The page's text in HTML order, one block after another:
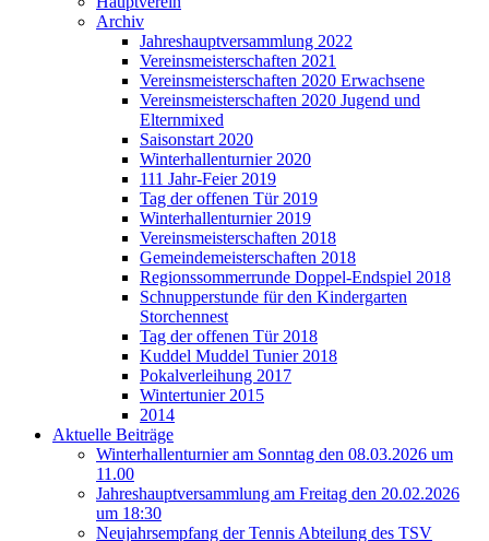
Archiv
Jahreshauptversammlung 2022
Vereinsmeisterschaften 2021
Vereinsmeisterschaften 2020 Erwachsene
Vereinsmeisterschaften 2020 Jugend und
Elternmixed
Saisonstart 2020
Winterhallenturnier 2020
111 Jahr-Feier 2019
Tag der offenen Tür 2019
Winterhallenturnier 2019
Vereinsmeisterschaften 2018
Gemeindemeisterschaften 2018
Regionssommerrunde Doppel-Endspiel 2018
Schnupperstunde für den Kindergarten
Storchennest
Tag der offenen Tür 2018
Kuddel Muddel Tunier 2018
Pokalverleihung 2017
Wintertunier 2015
2014
Aktuelle Beiträge
Winterhallenturnier am Sonntag den 08.03.2026 um
11.00
Jahreshauptversammlung am Freitag den 20.02.2026
um 18:30
Neujahrsempfang der Tennis Abteilung des TSV